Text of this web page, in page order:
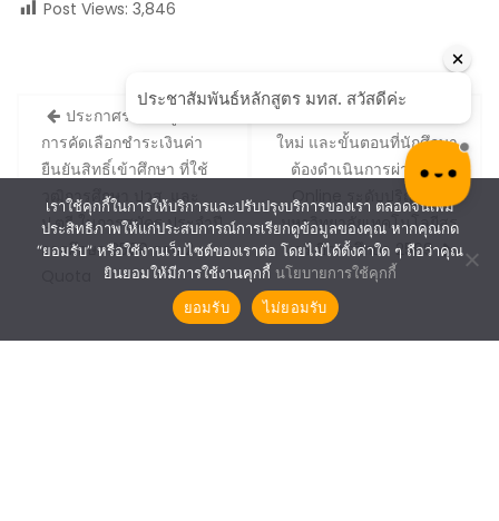
Post Views: 3,846
Post
navigation
ประกาศรายชื่อผู้ผ่าน
การคัดเลือกชำระเงินค่า
ยืนยันสิทธิ์เข้าศึกษา ที่ใช้
วุฒิการศึกษา ปวส. และ
ป.ตรี ในการสมัคร ประจำปี
การศึกษา 2569 รอบ 2 :
ใหม่ และขั้นตอนที่นักศึกษา
ต้องดำเนินการผ่านระบบ
Online ระดับปริญญาตรี
มหาวิทยาลัยเทคโนโลยีสุร
นารี ปีการศึกษา 2569
เราใช้คุกกี้ในการให้บริการและปรับปรุงบริการของเรา ตลอดจนเพิ่ม
ประสิทธิภาพให้แก่ประสบการณ์การเรียกดูข้อมูลของคุณ หากคุณกด
“ยอมรับ” หรือใช้งานเว็บไซต์ของเราต่อ โดยไม่ได้ตั้งค่าใด ๆ ถือว่าคุณ
ยินยอมให้มีการใช้งานคุกกี้ นโยบายการใช้คุกกี้
ยอมรับ
ไม่ยอมรับ